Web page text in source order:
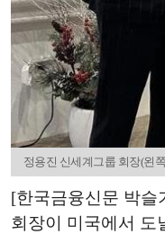
정용진 신세계그룹 회장(왼
[한국금융신문 박슬
회장이 미국에서 도